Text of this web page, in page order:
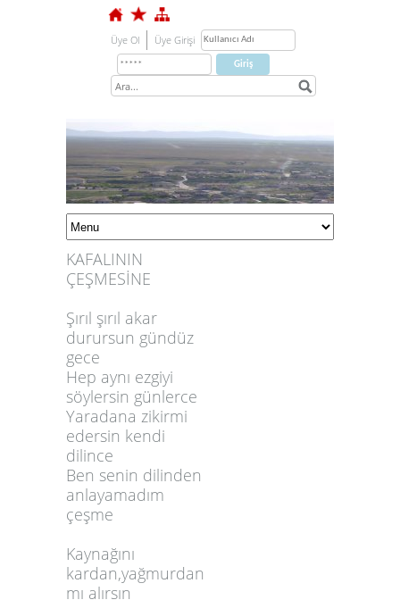
Üye Ol Üye Girişi
KAFALININ
ÇEŞMESİNE
Şırıl şırıl akar
durursun gündüz
gece
Hep aynı ezgiyi
söylersin günlerce
Yaradana zikirmi
edersin kendi
dilince
Ben senin dilinden
anlayamadım
çeşme
Kaynağını
kardan,yağmurdan
mı alırsın